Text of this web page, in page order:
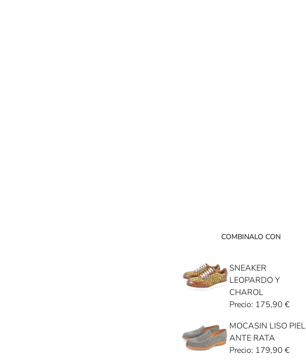
COMBINALO CON
SNEAKER
LEOPARDO Y
CHAROL
Precio: 175,90€
MOCASIN LISO PIEL
ANTE RATA
Precio: 179,90€